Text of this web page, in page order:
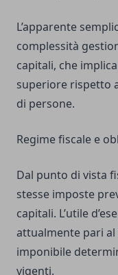
L’apparente
complessità
capitali, che
superiore rispetto
di persone.
Regime fiscale e
Dal punto di vista
stesse imposte
capitali. L’utile
attualmente pari al
imponibile
vigenti.